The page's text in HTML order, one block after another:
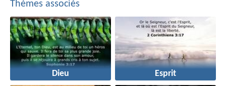
Thèmes associés
Dieu Esprit